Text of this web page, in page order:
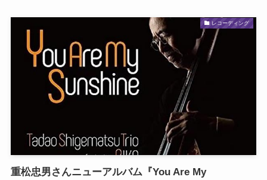
レコーディング
重松忠男さんニューアルバム『You Are My